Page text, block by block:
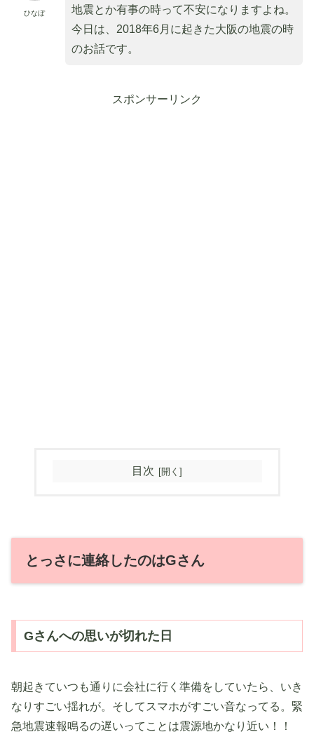
ひなぼ
地震とか有事の時って不安になりますよね。
今日は、2018年6月に起きた大阪の地震の時
のお話です。
スポンサーリンク
目次
とっさに連絡したのはGさん
Gさんへの思いが切れた日
朝起きていつも通りに会社に行く準備をしていたら、いき
なりすごい揺れが。そしてスマホがすごい音なってる。緊
急地震速報鳴るの遅いってことは震源地かなり近い！！